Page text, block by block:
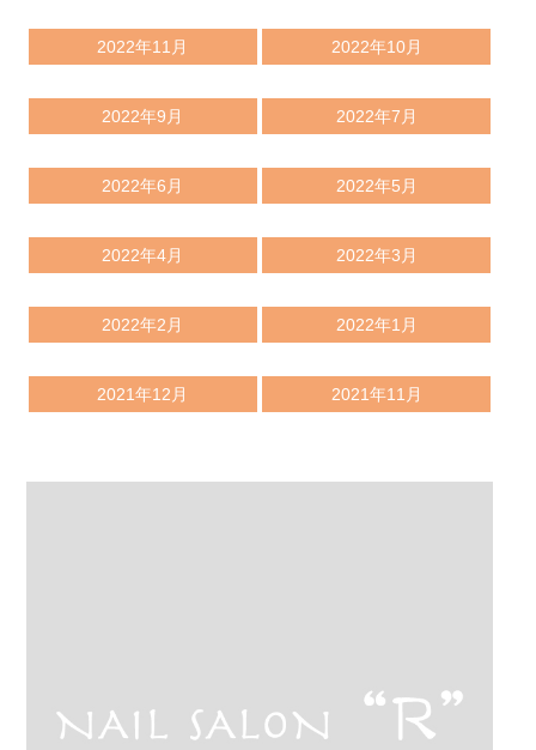
2022年11月 2022年10月
2022年9月 2022年7月
2022年6月 2022年5月
2022年4月 2022年3月
2022年2月 2022年1月
2021年12月 2021年11月